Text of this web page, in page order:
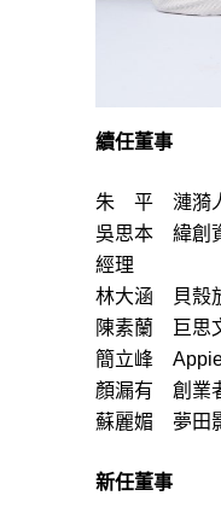
續任董事
朱 平 漣漪人
吳思本 緯創
經理
林大涵 貝殼
陳素蘭 巨思
簡立峰
顏漏有 創業
蘇麗媚 夢田
新任董事